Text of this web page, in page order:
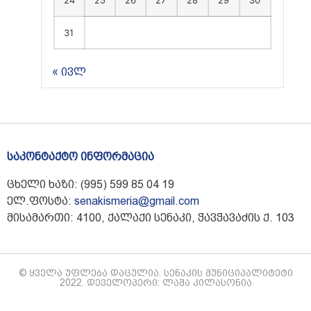
31
« ივლ
საკონტაქტო ინფორმაცია
ცხელი ხაზი: (995) 599 85 04 19
ელ.ფოსტა: senakismeria@gmail.com
მისამართი: 4100, ქალაქი სენაკი, ჭავჭავაძის ქ. 103
© ყველა უფლება დაცულია. სენაკის მუნიციპალიტეტი
2022. დეველოპერი: ლაშა კილასონია